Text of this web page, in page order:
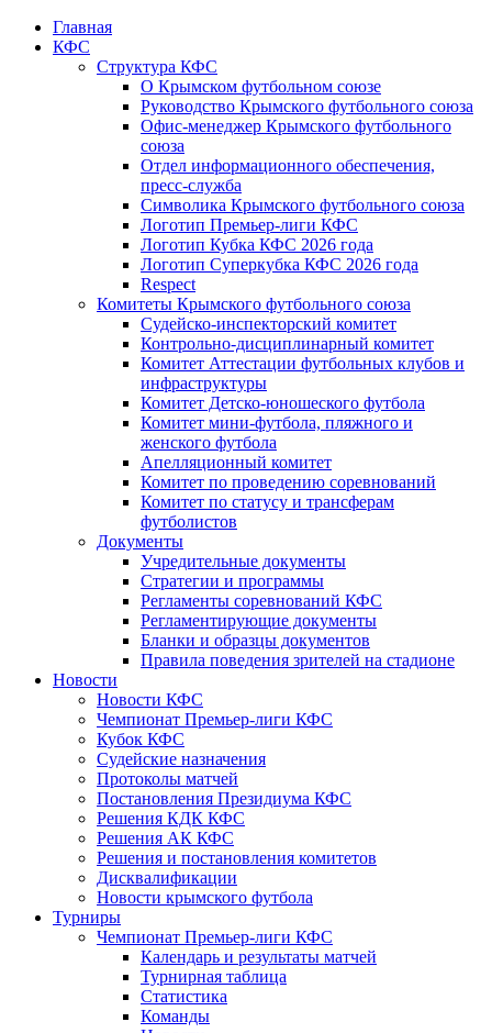
Главная
КФС
Структура КФС
О Крымском футбольном союзе
Руководство Крымского футбольного союза
Офис-менеджер Крымского футбольного
союза
Отдел информационного обеспечения,
пресс-служба
Символика Крымского футбольного союза
Логотип Премьер-лиги КФС
Логотип Кубка КФС 2026 года
Логотип Суперкубка КФС 2026 года
Respect
Комитеты Крымского футбольного союза
Судейско-инспекторский комитет
Контрольно-дисциплинарный комитет
Комитет Аттестации футбольных клубов и
инфраструктуры
Комитет Детско-юношеского футбола
Комитет мини-футбола, пляжного и
женского футбола
Апелляционный комитет
Комитет по проведению соревнований
Комитет по статусу и трансферам
футболистов
Документы
Учредительные документы
Стратегии и программы
Регламенты соревнований КФС
Регламентирующие документы
Бланки и образцы документов
Правила поведения зрителей на стадионе
Новости
Новости КФС
Чемпионат Премьер-лиги КФС
Кубок КФС
Судейские назначения
Протоколы матчей
Постановления Президиума КФС
Решения КДК КФС
Решения АК КФС
Решения и постановления комитетов
Дисквалификации
Новости крымского футбола
Турниры
Чемпионат Премьер-лиги КФС
Календарь и результаты матчей
Турнирная таблица
Статистика
Команды